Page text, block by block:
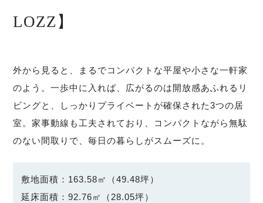
LOZZ】
外から見ると、まるでコンパクトな平屋や小さな一軒家
のよう。一歩中に入れば、広がるのは開放感あふれるリ
ビングと、しっかりプライベートが確保された3つの居
室。家事動線も工夫されており、コンパクトながら無駄
のない間取りで、毎日の暮らしがスムーズに。
敷地面積：163.58㎡（49.48坪）
延床面積：92.76㎡（28.05坪）